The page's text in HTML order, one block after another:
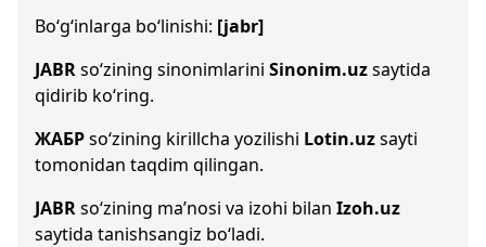
Bo‘g‘inlarga bo‘linishi: [jabr]
JABRso‘zining sinonimlarini Sinonim.uzsaytida
qidirib ko‘ring.
ЖАБРso‘zining kirillcha yozilishi Lotin.uzsayti
tomonidan taqdim qilingan.
JABRso‘zining ma’nosi va izohi bilan Izoh.uz
saytida tanishsangiz bo‘ladi.